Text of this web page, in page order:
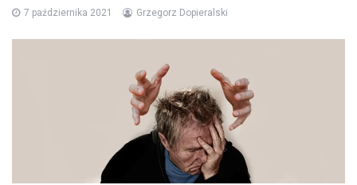
7 października 2021 Grzegorz Dopieralski